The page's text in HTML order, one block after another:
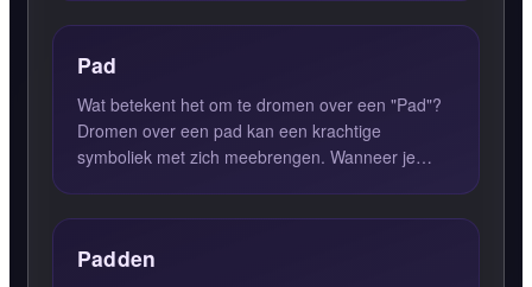
Pad
Wat betekent het om te dromen over een "Pad"?
Dromen over een pad kan een krachtige
symboliek met zich meebrengen. Wanneer je
Padden